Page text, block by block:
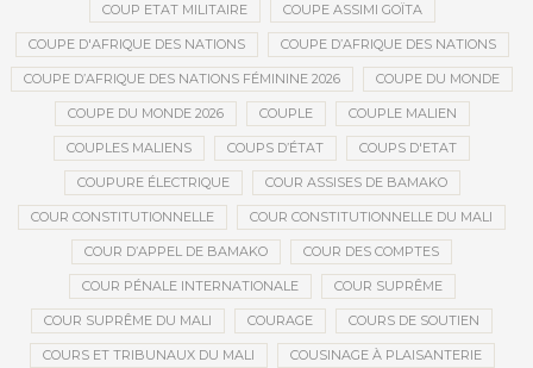
COUP ETAT MILITAIRE COUPE ASSIMI GOÏTA
COUPE D'AFRIQUE DES NATIONS COUPE D’AFRIQUE DES NATIONS
COUPE D’AFRIQUE DES NATIONS FÉMININE 2026 COUPE DU MONDE
COUPE DU MONDE 2026 COUPLE COUPLE MALIEN
COUPLES MALIENS COUPS D’ÉTAT COUPS D'ETAT
COUPURE ÉLECTRIQUE COUR ASSISES DE BAMAKO
COUR CONSTITUTIONNELLE COUR CONSTITUTIONNELLE DU MALI
COUR D’APPEL DE BAMAKO COUR DES COMPTES
COUR PÉNALE INTERNATIONALE COUR SUPRÊME
COUR SUPRÊME DU MALI COURAGE COURS DE SOUTIEN
COURS ET TRIBUNAUX DU MALI COUSINAGE À PLAISANTERIE